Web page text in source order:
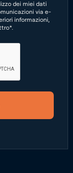
dei miei dati
via e-
informazioni,